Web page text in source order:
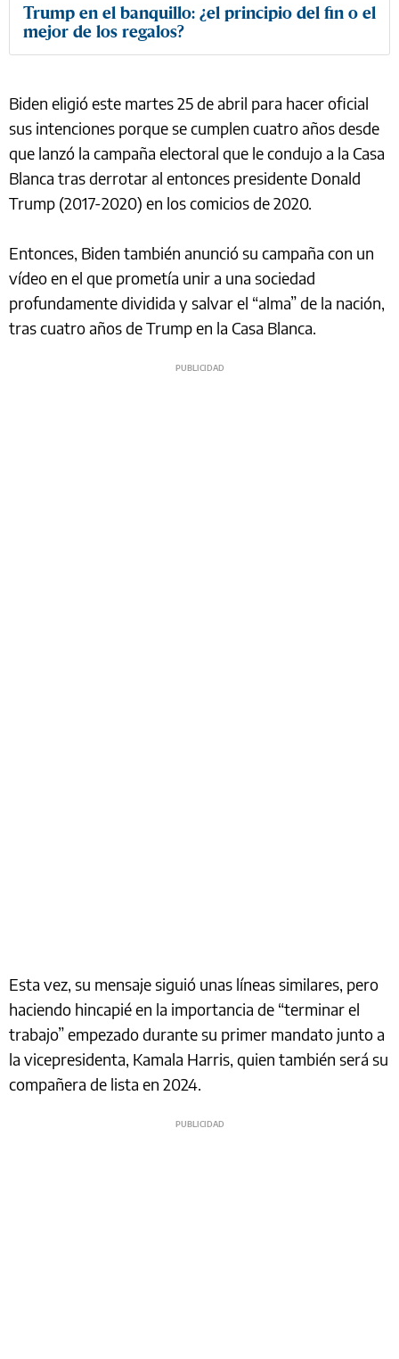
Trump en el banquillo: ¿el principio del fin o el
mejor de los regalos?
Biden eligió este martes 25 de abril para hacer oficial
sus intenciones porque se cumplen cuatro años desde
que lanzó la campaña electoral que le condujo a la Casa
Blanca tras derrotar al entonces presidente Donald
Trump (2017-2020) en los comicios de 2020.
Entonces, Biden también anunció su campaña con un
vídeo en el que prometía unir a una sociedad
profundamente dividida y salvar el “alma” de la nación,
tras cuatro años de Trump en la Casa Blanca.
Esta vez, su mensaje siguió unas líneas similares, pero
haciendo hincapié en la importancia de “terminar el
trabajo” empezado durante su primer mandato junto a
la vicepresidenta, Kamala Harris, quien también será su
compañera de lista en 2024.